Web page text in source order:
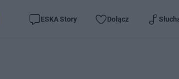
ESKA Story Dołącz